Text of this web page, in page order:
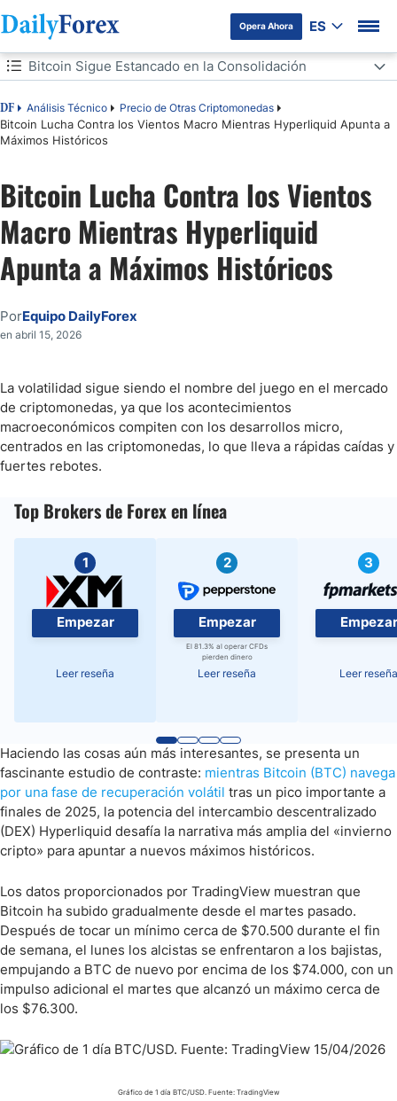
Opera Ahora ES
Tabla de contenidos
DF Análisis Técnico Precio de Otras Criptomonedas
Bitcoin Lucha Contra los Vientos Macro Mientras Hyperliquid Apunta a
Máximos Históricos
Bitcoin Sigue Estancado en la Consolidación
Bitcoin Sigue Estancado en la Consolidación
Hyperliquid Muestra la Fortaleza del Invierno Criptográfico
Conclusión
Bitcoin Lucha Contra los Vientos
Macro Mientras Hyperliquid
Apunta a Máximos Históricos
PorEquipo DailyForex
en abril 15, 2026
La volatilidad sigue siendo el nombre del juego en el mercado
de criptomonedas, ya que los acontecimientos
macroeconómicos compiten con los desarrollos micro,
centrados en las criptomonedas, lo que lleva a rápidas caídas y
fuertes rebotes.
Top Brokers de Forex en línea
1
Empezar
Leer reseña
2
Empezar
El 81.3% al operar CFDs
pierden dinero
Leer reseña
3
Empezar
Leer reseña
Haciendo las cosas aún más interesantes, se presenta un
fascinante estudio de contraste: mientras Bitcoin (BTC) navega
por una fase de recuperación volátil tras un pico importante a
finales de 2025, la potencia del intercambio descentralizado
(DEX) Hyperliquid desafía la narrativa más amplia del «invierno
cripto» para apuntar a nuevos máximos históricos.
Los datos proporcionados por TradingView muestran que
Bitcoin ha subido gradualmente desde el martes pasado.
Después de tocar un mínimo cerca de $70.500 durante el fin
de semana, el lunes los alcistas se enfrentaron a los bajistas,
empujando a BTC de nuevo por encima de los $74.000, con un
impulso adicional el martes que alcanzó un máximo cerca de
los $76.300.
Gráfico de 1 día BTC/USD. Fuente: TradingView